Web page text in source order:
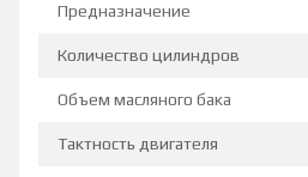
Предназначение
Количество цилиндров
Объем масляного бака
Тактность двигателя